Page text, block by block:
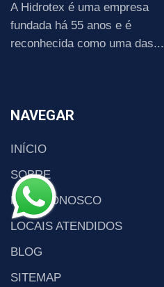
A Hidrotex é uma empresa
fundada há 55 anos e é
reconhecida como uma das...
NAVEGAR
INÍCIO
SOBRE
FALE CONOSCO
LOCAIS ATENDIDOS
BLOG
SITEMAP